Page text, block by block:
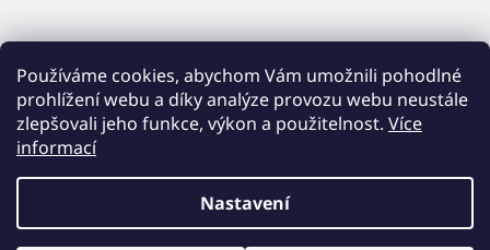
Používáme cookies, abychom Vám umožnili pohodlné
prohlížení webu a díky analýze provozu webu neustále
zlepšovali jeho funkce, výkon a použitelnost. Více
informací
Nastavení